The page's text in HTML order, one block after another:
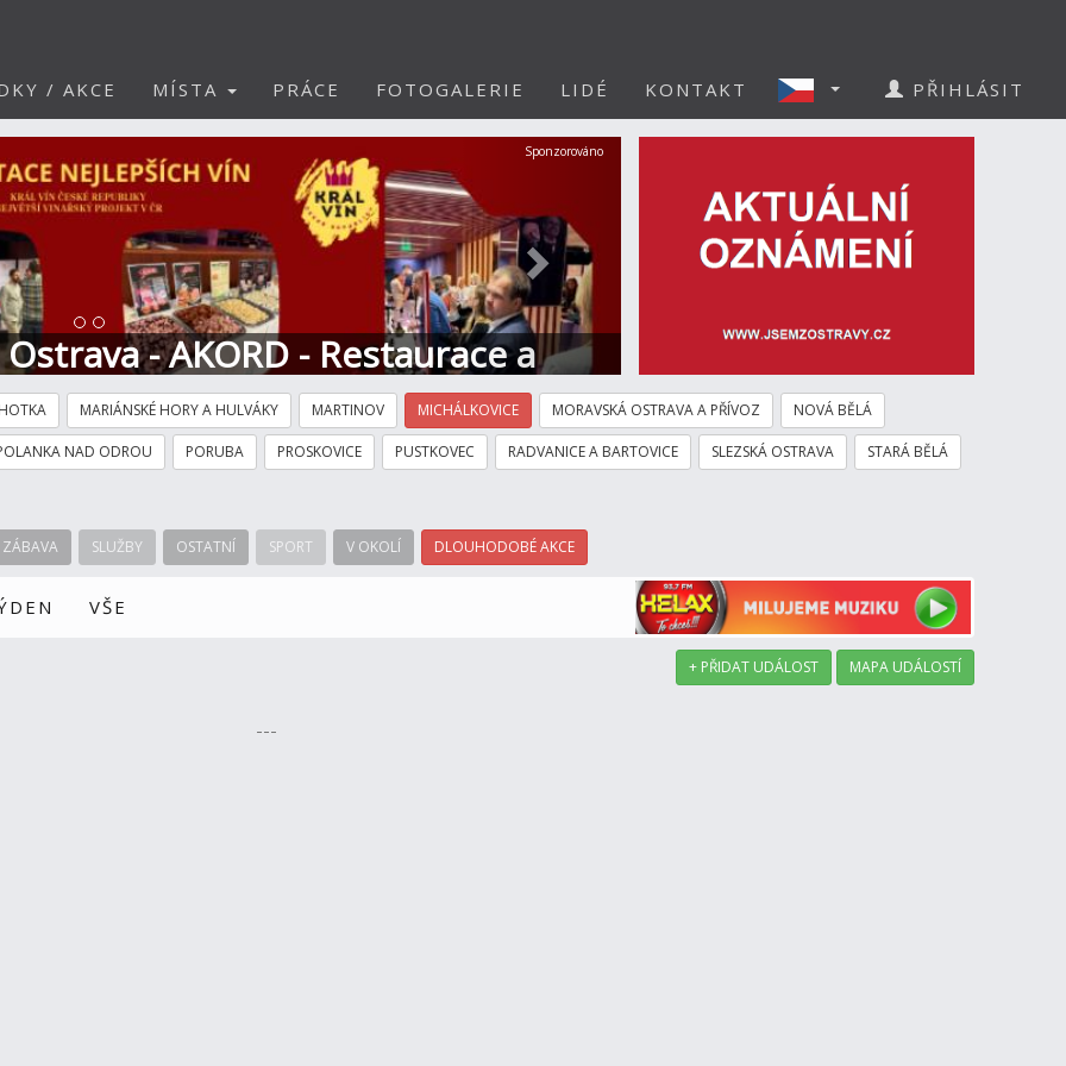
/ AKCE MÍSTA PRÁCE FOTOGALERIE LIDÉ KONTAKT PŘIHLÁSIT
- AKORD - Restaurace a
Další
Sponzorováno
MARIÁNSKÉ HORY A HULVÁKY MARTINOV MICHÁLKOVICE MORAVSKÁ OSTRAVA A PŘÍVOZ NOVÁ BĚLÁ
NAD ODROU PORUBA PROSKOVICE PUSTKOVEC RADVANICE A BARTOVICE SLEZSKÁ OSTRAVA STARÁ BĚLÁ
ZÁBAVA SLUŽBY OSTATNÍ SPORT V OKOLÍ DLOUHODOBÉ AKCE
VŠE
+ PŘIDAT UDÁLOST MAPA UDÁLOSTÍ
---